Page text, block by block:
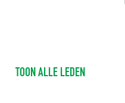
TOON ALLE LEDEN